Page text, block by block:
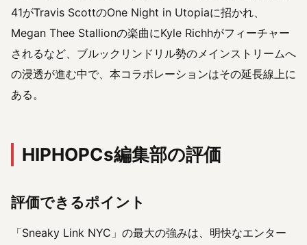
41がTravis ScottのOne Night in Utopiaに招かれ、
Megan Thee Stallionの楽曲にKyle Richhがフィーチャー
されるなど、ブルックリンドリル勢のメインストリームへ
の浸透が進む中で、本コラボレーションはその延長線上に
ある。
HIPHOPCs編集部の評価
評価できるポイント
「Sneaky Link NYC」の最大の強みは、明快なエンター